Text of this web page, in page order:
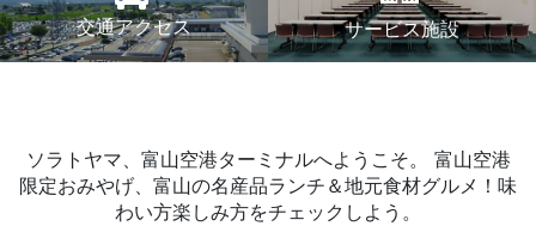
交通アクセス サービス施設
ソラトヤマ、富山空港ターミナルへようこそ。
富山空港
限定おみやげ、富山の名産品ランチ＆地元食材グルメ！味
わい方楽しみ方をチェックしよう。